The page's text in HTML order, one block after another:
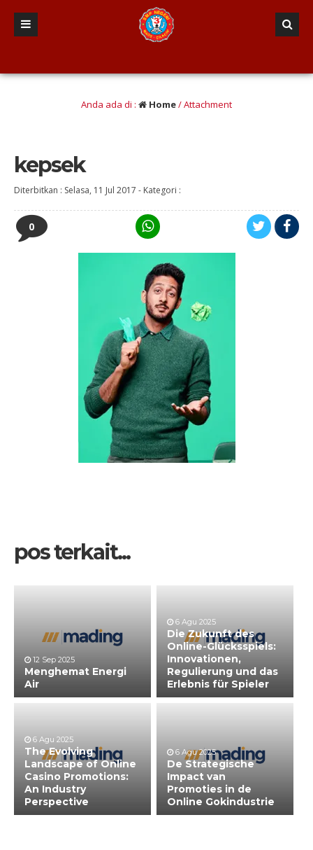
Anda ada di : Home/ Attachment
kepsek
Diterbitkan : Selasa, 11 Jul 2017 - Kategori :
0
pos terkait...
12 Sep 2025
Menghemat Energi
Air
6 Agu 2025
Die Zukunft des
Online-Glücksspiels:
Innovationen,
Regulierung und das
Erlebnis für Spieler
6 Agu 2025
The Evolving
Landscape of Online
Casino Promotions:
An Industry
Perspective
6 Agu 2025
De Strategische
Impact van
Promoties in de
Online Gokindustrie